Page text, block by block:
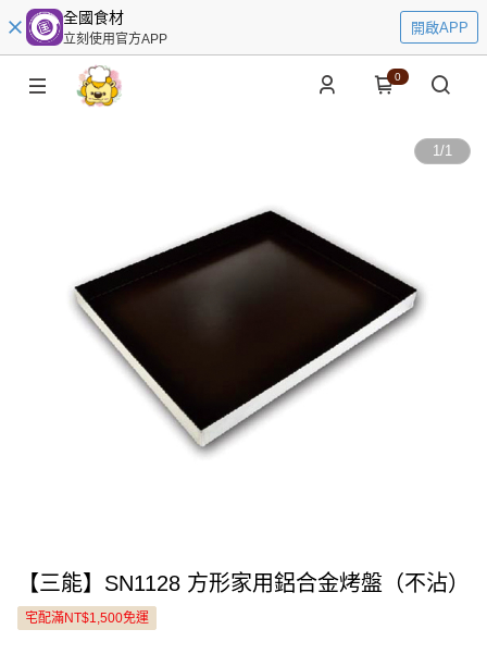
全國食材
立刻使用官方APP
開啟APP
0
1/1
【三能】SN1128 方形家用鋁合金烤盤（不沾）
宅配滿NT$1,500免運